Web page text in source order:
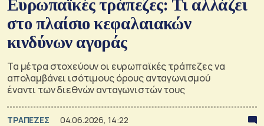
Ευρωπαϊκές τράπεζες: Τι αλλάζει
στο πλαίσιο κεφαλαιακών
κινδύνων αγοράς
Τα μέτρα στοχεύουν οι ευρωπαϊκές τράπεζες να
απολαμβάνει ισότιμους όρους ανταγωνισμού
έναντι των διεθνών ανταγωνιστών τους
ΤΡΑΠΕΖΕΣ 04.06.2026, 14:22